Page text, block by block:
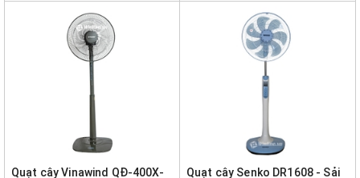
Quạt cây Vinawind QĐ-400X-
Quạt cây Senko DR1608 - Sải